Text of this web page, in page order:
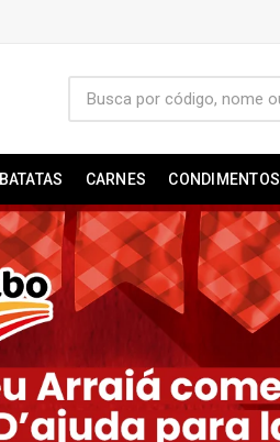
BATATAS CARNES CONDIMENTOS